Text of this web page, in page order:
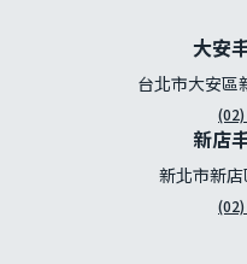
大安
台北市大安區
新店
新北市新